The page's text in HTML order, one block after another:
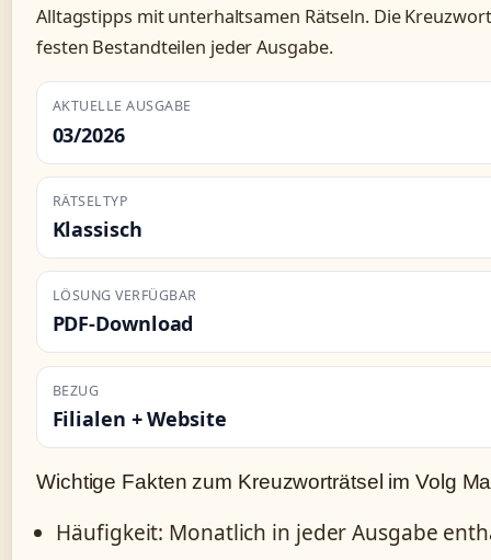
Alltagstipps mit unterhaltsamen Rätseln. Die
festen Bestandteilen jeder Ausgabe.
AKTUELLE AUSGABE
03/2026
RÄTSELTYP
Klassisch
LÖSUNG VERFÜGBAR
PDF-Download
BEZUG
Filialen + Website
Wichtige Fakten zum Kreuzworträtsel im Volg
Häufigkeit: Monatlich in jeder Ausgabe